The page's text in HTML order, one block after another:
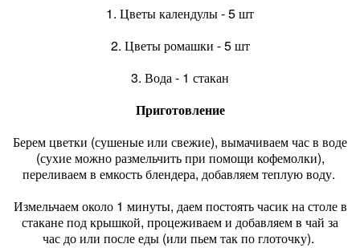
1. Цветы календулы - 5 шт
2. Цветы ромашки - 5 шт
3. Вода - 1 стакан
Приготовление
Берем цветки (сушеные или свежие), вымачиваем час в воде
(сухие можно размельчить при помощи кофемолки),
переливаем в емкость блендера, добавляем теплую воду.
Измельчаем около 1 минуты, даем постоять часик на столе в
стакане под крышкой, процеживаем и добавляем в чай за
час до или после еды (или пьем так по глоточку).